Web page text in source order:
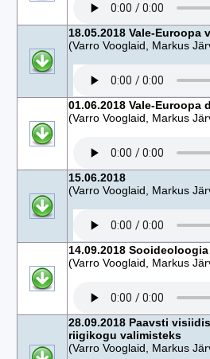
18.05.2018 Vale-Euroopa
(Varro Vooglaid, Markus
01.06.2018 Vale-
(Varro Vooglaid, Markus
15.06.2018
(Varro Vooglaid, Markus
14.09.2018
(Varro Vooglaid, Markus
28.09.2018 Paavsti
riigikogu valimisteks
(Varro Vooglaid, Markus